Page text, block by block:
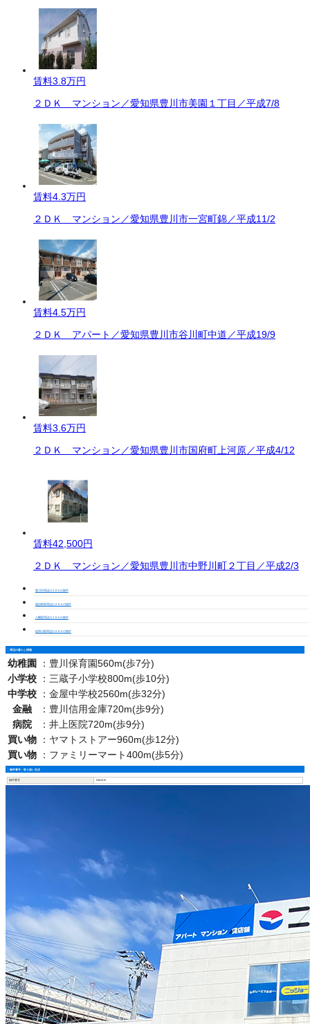
賃料3.8万円
２ＤＫ マンション／愛知県豊川市美園１丁目／平成7/8
賃料4.3万円
２ＤＫ マンション／愛知県豊川市一宮町錦／平成11/2
賃料4.5万円
２ＤＫ アパート／愛知県豊川市谷川町中道／平成19/9
賃料3.6万円
２ＤＫ マンション／愛知県豊川市国府町上河原／平成4/12
賃料42,500円
２ＤＫ マンション／愛知県豊川市中野川町２丁目／平成2/3
豊川市周辺の２ＤＫの物件
諏訪町駅周辺の２ＤＫの物件
八幡駅周辺の２ＤＫの物件
稲荷口駅周辺の２ＤＫの物件
周辺の暮らし情報
幼稚園 ： 豊川保育園560m(歩7分)
小学校
： 三蔵子小学校800m(歩10分)
中学校
： 金屋中学校2560m(歩32分)
金融
： 豊川信用金庫720m(歩9分)
病院
： 井上医院720m(歩9分)
買い物
： ヤマトストアー960m(歩12分)
買い物
： ファミリーマート400m(歩5分)
物件番号・取り扱い支店
物件番号 5401276